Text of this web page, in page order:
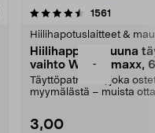
-
1561
Hiilihapotuslaitteet &
Hiilihappopatruuna
vaihto Wassermaxx,
Täyttöpatruuna, joka
myymälästä – muista
3,00
4.5viidestä